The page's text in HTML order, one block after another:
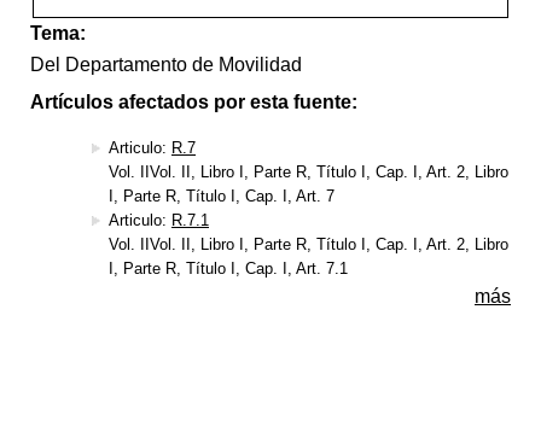
Tema:
Del Departamento de Movilidad
Artículos afectados por esta fuente:
Articulo: R.7
Vol. IIVol. II, Libro I, Parte R, Título I, Cap. I, Art. 2, Libro
I, Parte R, Título I, Cap. I, Art. 7
Articulo: R.7.1
Vol. IIVol. II, Libro I, Parte R, Título I, Cap. I, Art. 2, Libro
I, Parte R, Título I, Cap. I, Art. 7.1
más